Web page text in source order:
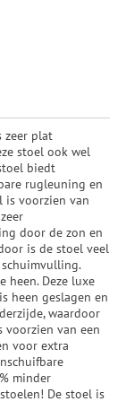
zeer plat
stoel ook wel
biedt
rugleuning en
is voorzien van
door de zon en
is de stoel veel
heen. Deze luxe
heen geslagen en
waardoor
voorzien van een
voor extra
minder
De stoel is